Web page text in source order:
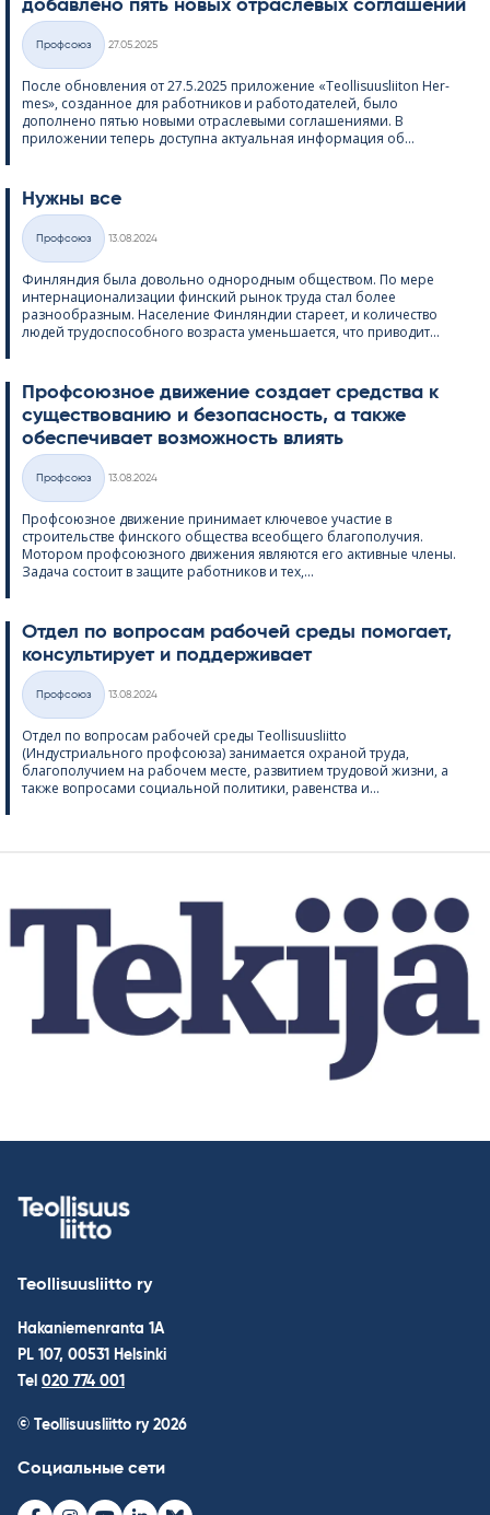
добавлено пять новых отраслевых соглашений
Категории
Профсоюз
27.05.2025
После обновления от 27.5.2025 приложение «Teol­li­suus­lii­ton Her­
mes», созданное для работников и работодателей, было
дополнено пятью новыми отраслевыми соглашениями. В
приложении теперь доступна актуальная информация об...
Нужны все
Категории
Профсоюз
13.08.2024
Финляндия была довольно однородным обществом. По мере
интернационализации финский рынок труда стал более
разнообразным. Население Финляндии стареет, и количество
людей трудоспособного возраста уменьшается, что приводит...
Профсоюзное движение создает средства к
существованию и безопасность, а также
обеспечивает возможность влиять
Категории
Профсоюз
13.08.2024
Профсоюзное движение принимает ключевое участие в
строительстве финского общества всеобщего благополучия.
Мотором профсоюзного движения являются его активные члены.
Задача состоит в защите работников и тех,...
Отдел по вопросам рабочей среды помогает,
консультирует и поддерживает
Категории
Профсоюз
13.08.2024
Отдел по вопросам рабочей среды Teol­li­suus­liitto
(Индустриального профсоюза) занимается охраной труда,
благополучием на рабочем месте, развитием трудовой жизни, а
также вопросами социальной политики, равенства и...
Teollisuusliitto ry
Hakaniemenranta 1A
PL 107, 00531 Helsinki
Tel 020 774 001
© Teollisuusliitto ry 2026
Социальные сети